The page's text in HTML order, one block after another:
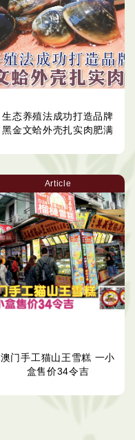
生态养殖法成功打造品牌
黑金文蛤外壳扎实肉肥满
Article
澳门手工猫山王雪糕 一小
盒售价34令吉